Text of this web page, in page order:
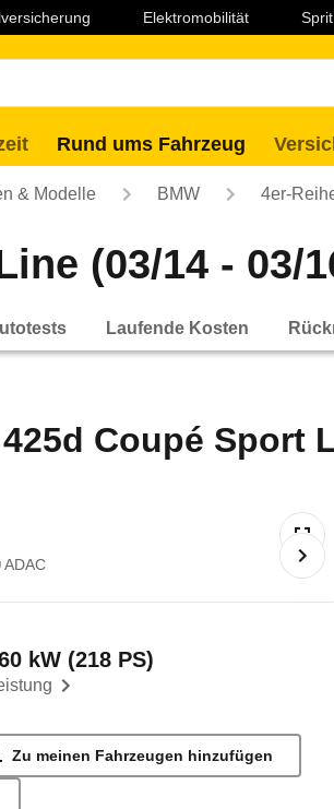
Elektromobilität
Rund ums Fahrzeug
& Modelle BMW 4er-
(03/14 - 03/
Laufende Kosten
Coupé Sport
ADAC
kW (218 PS)
Zu meinen Fahrzeugen hinzufügen